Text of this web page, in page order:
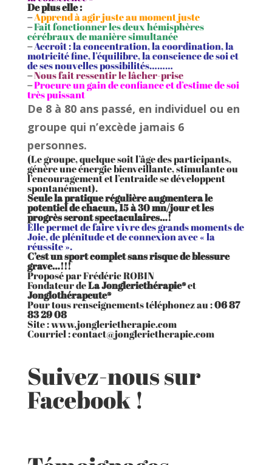
De plus elle :
–Apprend à agir juste au moment juste
–Fait fonctionner les deux hémisphères
cérébraux de manière simultanée
–Accroît : la concentration, la coordination, la
motricité fine, l’équilibre, la conscience de soi et
de ses nouvelles possibilités………
–Nous fait ressentir le lâcher-prise
–Procure un gain de confiance et d’estime de soi
très puissant
De 8 à 80 ans passé, en individuel ou en
groupe qui n’excède jamais 6
personnes.
(Le groupe, quelque soit l’âge des participants,
génère une énergie bienveillante, stimulante ou
l’encouragement et l’entraide se développent
spontanément).
Seule la pratique régulière augmentera le
potentiel de chacun, 15 à 30 mn/jour et les
progrès seront spectaculaires…!
Elle permet de faire vivre des grands moments de
Joie, de plénitude et de connexion avec « la
réussite ».
C’est un sport complet sans risque de blessure
grave…!!!
Proposé par Frédéric ROBIN
Fondateur deLa Jongleriethérapie®et
Jonglothérapeute®
Pour tous renseignements téléphonez au :06 87
83 29 08
Site :www.jonglerietherapie.com
Courriel : contact@jonglerietherapie.com
Suivez-nous sur
Facebook !